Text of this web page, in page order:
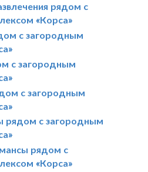
рядом с
«Корса»
с загородным
с загородным
с загородным
рядом с загородным
рядом с
«Корса»